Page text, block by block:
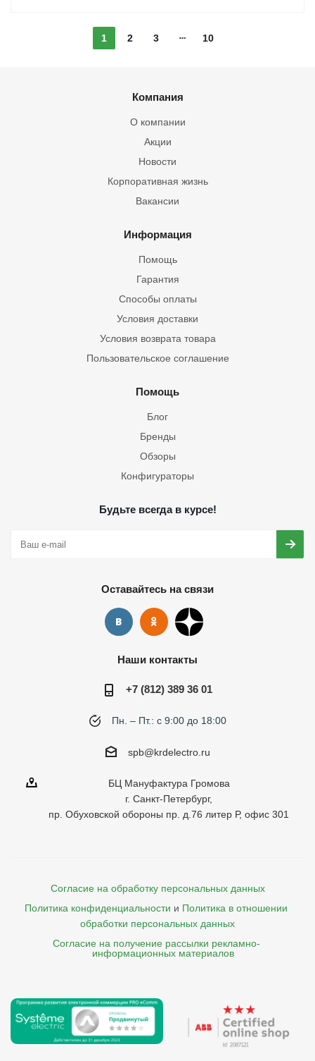
1 2 3 10
Компания
О компании
Акции
Новости
Корпоративная жизнь
Вакансии
Информация
Помощь
Гарантия
Способы оплаты
Условия доставки
Условия возврата товара
Пользовательское соглашение
Помощь
Блог
Бренды
Обзоры
Конфигураторы
Будьте всегда в курсе!
Оставайтесь на связи
Наши контакты
+7 (812) 389 36 01
Пн. – Пт.: с 9:00 до 18:00
spb@krdelectro.ru
БЦ Мануфактура Громова
г. Санкт-Петербург,
пр. Обуховской обороны пр. д.76 литер Р, офис 301
Согласие на обработку персональных данных
Политика конфиденциальности и Политика в отношении
обработки персональных данных
Согласие на получение рассылки рекламно-
    информационных материалов